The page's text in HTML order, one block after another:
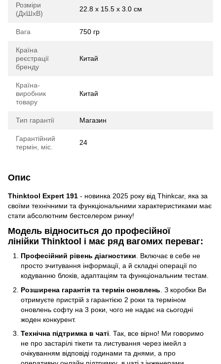
Розміри
(ДхШхВ)
22.8 х 15.5 х 3.0 см
Вага 750 гр
Країна
реєстрації
бренду
Китай
Країна-
виробник
товару
Китай
Тип гарантії Магазин
Гарантійний
термін, міс.
24
Опис
Thinktool Expert 191 - новинка 2025 року від Thinkcar, яка за
своїми технічними та функціональними характеристиками має
стати абсолютним бестселером ринку!
Модель відноситься до професійної
лінійки Thinktool і має ряд вагомих переваг:
Професійний рівень діагностики . Включає в себе не
просто зчитування інформації, а й складні операції по
кодуванню блоків, адаптаціям та функціональним тестам.
Розширена гарантія та термін оновлень . З коробки Ви
отримуєте пристрій з гарантією 2 роки та терміном
оновлень софту на 3 роки, чого не надає на сьогодні
жоден конкурент.
Технічна підтримка в чаті . Так, все вірно! Ми говоримо
не про застарілі тікети та листування через імейл з
очікуванням відповіді годинами та днями, а про